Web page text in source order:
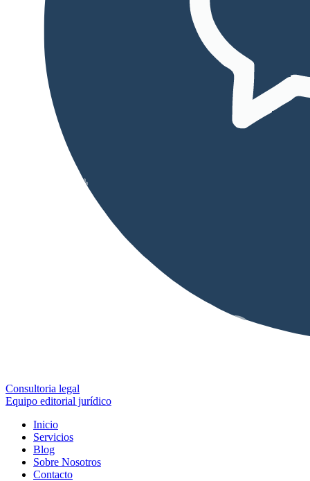
Consultoria legal
Equipo editorial jurídico
Inicio
Servicios
Blog
Sobre Nosotros
Contacto